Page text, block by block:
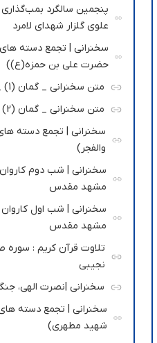
پنجمین سالگرد
علوی گلزار شهدای لامرد
سخنرانی | تجمع دسته
حضرت علی بن حمزه(ع))
متن سخنرانی _ گمان (1) _ شب اول محرم 1405
متن سخنرانی _ گمان (2) _ شب دوم محرم 1405
سخنرانی | تجمع دسته
والفجر)
سخنرانی | شب دوم
مشهد مقدس
سخنرانی | شب اول
مشهد مقدس
تلاوت قرآن کریم : سوره
نجیبی
سخنرانی |نصرت الهی،
سخنرانی | تجمع دسته
شهید مطهری)